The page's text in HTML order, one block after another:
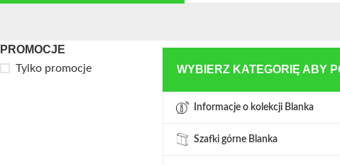
PROMOCJE
Tylko promocje WYBIERZ KATEGORIĘ ABY
Informacje o kolekcji Blanka
Szafki górne Blanka